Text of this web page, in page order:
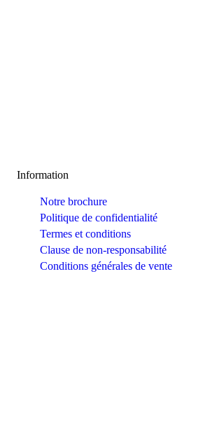
Information
Notre brochure
Politique de confidentialité
Termes et conditions
Clause de non-responsabilité
Conditions générales de vente